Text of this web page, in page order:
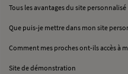
Tous les avantages du site personnalisé
Que puis-je mettre dans mon site
Comment mes proches ont-ils accès à
Site de démonstration